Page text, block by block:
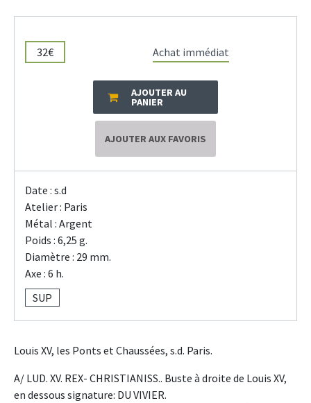
32€ Achat immédiat
AJOUTER AU
PANIER
AJOUTER AUX FAVORIS
Date : s.d
Atelier : Paris
Métal : Argent
Poids : 6,25 g.
Diamètre : 29 mm.
Axe : 6 h.
SUP
Louis XV, les Ponts et Chaussées, s.d. Paris.
A/ LUD. XV. REX- CHRISTIANISS.. Buste à droite de Louis XV,
en dessous signature: DU VIVIER.